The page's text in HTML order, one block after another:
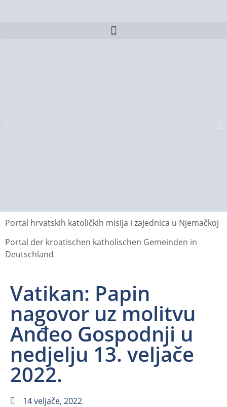
Portal hrvatskih katoličkih misija i zajednica u Njemačkoj
Portal der kroatischen katholischen Gemeinden in
Deutschland
Vatikan: Papin
nagovor uz molitvu
Anđeo Gospodnji u
nedjelju 13. veljače
2022.
14 veljače, 2022